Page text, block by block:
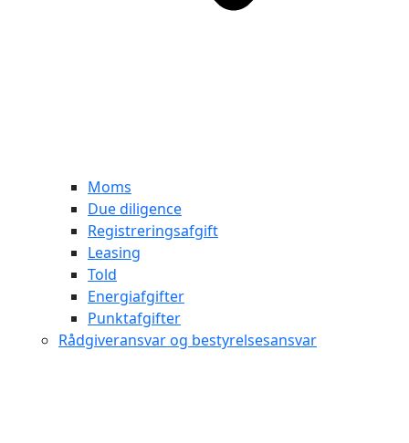
Moms
Due diligence
Registreringsafgift
Leasing
Told
Energiafgifter
Punktafgifter
Rådgiveransvar og bestyrelsesansvar